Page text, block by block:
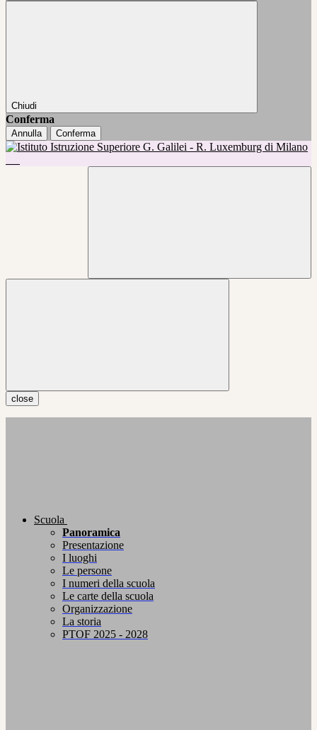
Chiudi
Conferma
Annulla Conferma
close
Scuola
Panoramica
Presentazione
I luoghi
Le persone
I numeri della scuola
Le carte della scuola
Organizzazione
La storia
PTOF 2025 - 2028